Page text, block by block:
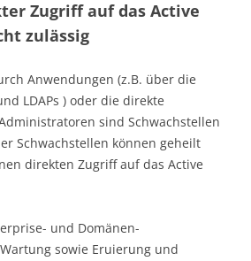
Zugriff auf das Active
zulässig
Anwendungen (z.B. über die
LDAPs ) oder die direkte
sind Schwachstellen
Schwachstellen können geheilt
direkten Zugriff auf das Active
und Domänen-
sowie Eruierung und